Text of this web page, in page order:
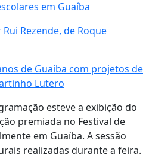
em Guaíba
Rezende, de Roque
de Guaíba com projetos de
Lutero
esteve a exibição do
premiada no Festival de
em Guaíba. A sessão
realizadas durante a feira.